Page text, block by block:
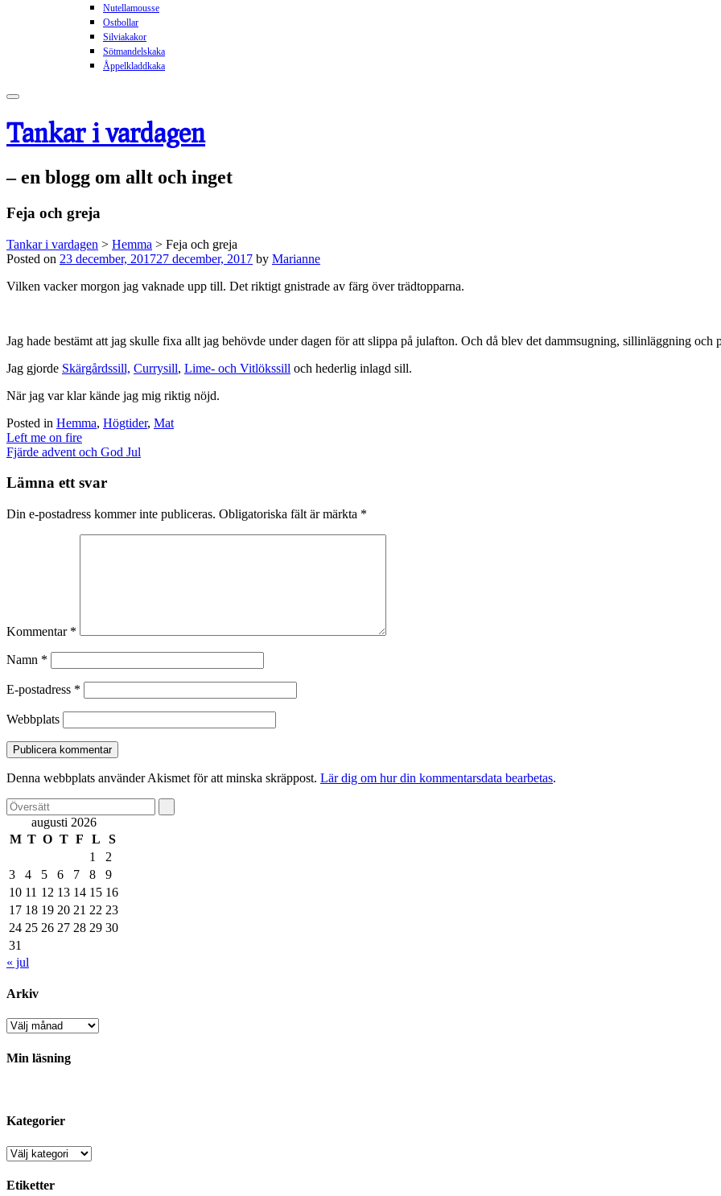
Nutellamousse
Ostbollar
Silviakakor
Sötmandelskaka
Åppelkladdkaka
Tankar i vardagen
– en blogg om allt och inget
Feja och greja
Tankar i vardagen > Hemma > Feja och greja
Posted on 23 december, 201727 december, 2017 by Marianne
Vilken vacker morgon jag vaknade upp till. Det riktigt gnistrade av färg över trädtopparna.
Jag hade bestämt att jag skulle fixa allt jag behövde under dagen för att slippa på julafton. Och då blev det dammsugning, sillinläggning och
Jag gjorde Skärgårdssill, Currysill, Lime- och Vitlökssill och hederlig inlagd sill.
När jag var klar kände jag mig riktig nöjd.
Posted in Hemma, Högtider, Mat
Post
navigation
Left me on fire
Fjärde advent och God Jul
Lämna ett svar
Din e-postadress kommer inte publiceras. Obligatoriska fält är märkta *
Kommentar *
Namn *
E-postadress *
Webbplats
Denna webbplats använder Akismet för att minska skräppost. Lär dig om hur din kommentarsdata bearbetas.
augusti 2026
M T O T F L
S
1
2
3
4 5 6 7 8
9
10 11 12 13 14 15 16
17 18 19 20 21 22 23
24 25 26 27 28 29 30
31
« jul
Arkiv
Arkiv
Min läsning
Kategorier
Kategorier
Etiketter